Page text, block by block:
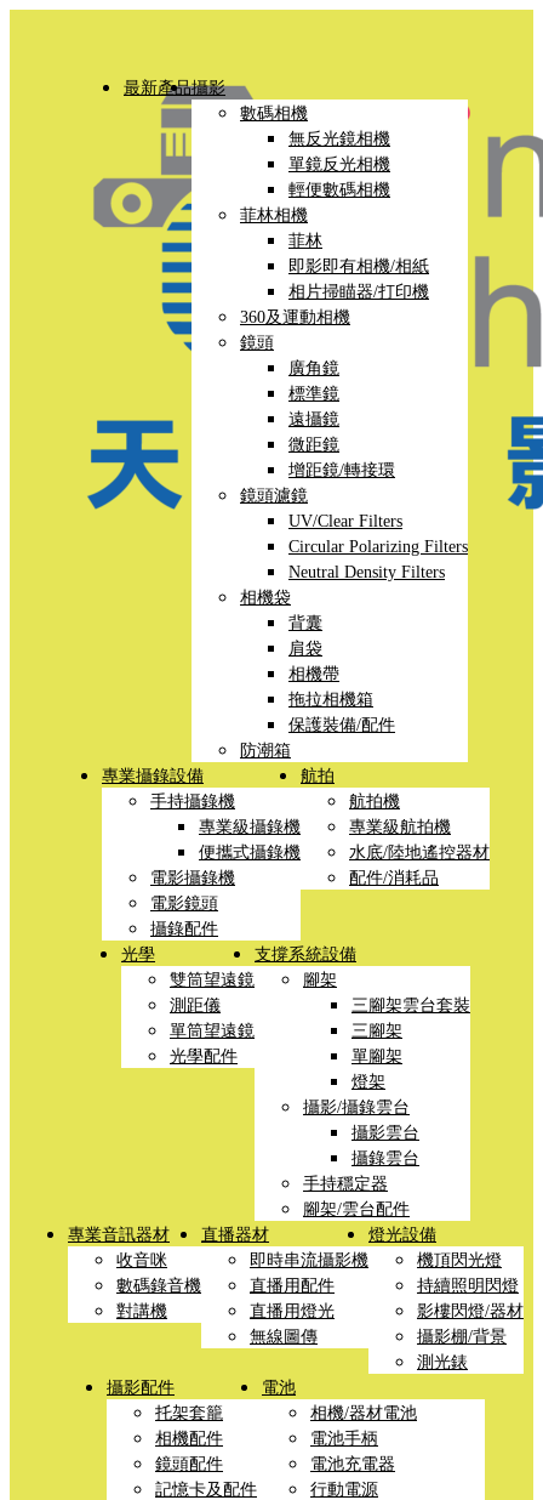
最新產品攝影
數碼相機
無反光鏡相機
單鏡反光相機
輕便數碼相機
菲林相機
菲林
即影即有相機/相紙
相片掃瞄器/打印機
360及運動相機
鏡頭
廣角鏡
標準鏡
遠攝鏡
微距鏡
增距鏡/轉接環
鏡頭濾鏡
UV/Clear Filters
Circular Polarizing Filters
Neutral Density Filters
相機袋
背囊
肩袋
相機帶
拖拉相機箱
保護裝備/配件
防潮箱
專業攝錄設備
手持攝錄機
專業級攝錄機
便攜式攝錄機
電影攝錄機
電影鏡頭
攝錄配件
航拍
航拍機
專業級航拍機
水底/陸地遙控器材
配件/消耗品
光學
雙筒望遠鏡
測距儀
單筒望遠鏡
光學配件
支撐系統設備
腳架
三腳架雲台套裝
三腳架
單腳架
燈架
攝影/攝錄雲台
攝影雲台
攝錄雲台
手持穩定器
腳架/雲台配件
專業音訊器材
收音咪
數碼錄音機
對講機
直播器材
即時串流攝影機
直播用配件
直播用燈光
無線圖傳
燈光設備
機頂閃光燈
持續照明閃燈
影樓閃燈/器材
攝影棚/背景
測光錶
攝影配件
托架套籠
相機配件
鏡頭配件
記憶卡及配件
電池
相機/器材電池
電池手柄
電池充電器
行動電源